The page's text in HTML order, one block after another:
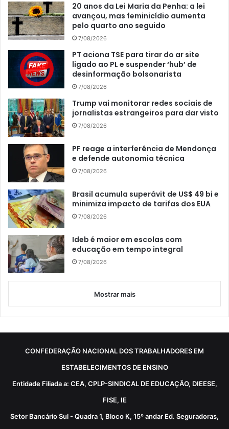
20 anos da Lei Maria da Penha: a lei
avançou, mas feminicídio aumenta
pelo quarto ano seguido
7/08/2026
PT aciona TSE para tirar do ar site
ligado ao PL e suspender ‘hub’ de
desinformação bolsonarista
7/08/2026
Trump vai monitorar redes sociais de
jornalistas estrangeiros para dar visto
7/08/2026
PF reage a interferência de Mendonça
e defende autonomia técnica
7/08/2026
Brasil acumula superávit de US$ 49 bi e
minimiza impacto de tarifas dos EUA
7/08/2026
Ideb é maior em escolas com
educação em tempo integral
7/08/2026
Mostrar mais
CONFEDERAÇÃO NACIONAL DOS TRABALHADORES EM
ESTABELECIMENTOS DE ENSINO
Entidade Filiada a: CEA, CPLP-SINDICAL DE EDUCAÇÃO, DIEESE,
FISE, IE
Setor Bancário Sul - Quadra 1, Bloco K, 15º andar Ed. Seguradoras,